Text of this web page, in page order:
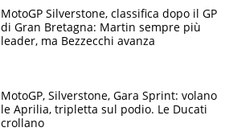
MotoGP Silverstone, classifica dopo il GP
di Gran Bretagna: Martin sempre più
leader, ma Bezzecchi avanza
MotoGP, Silverstone, Gara Sprint: volano
le Aprilia, tripletta sul podio. Le Ducati
crollano